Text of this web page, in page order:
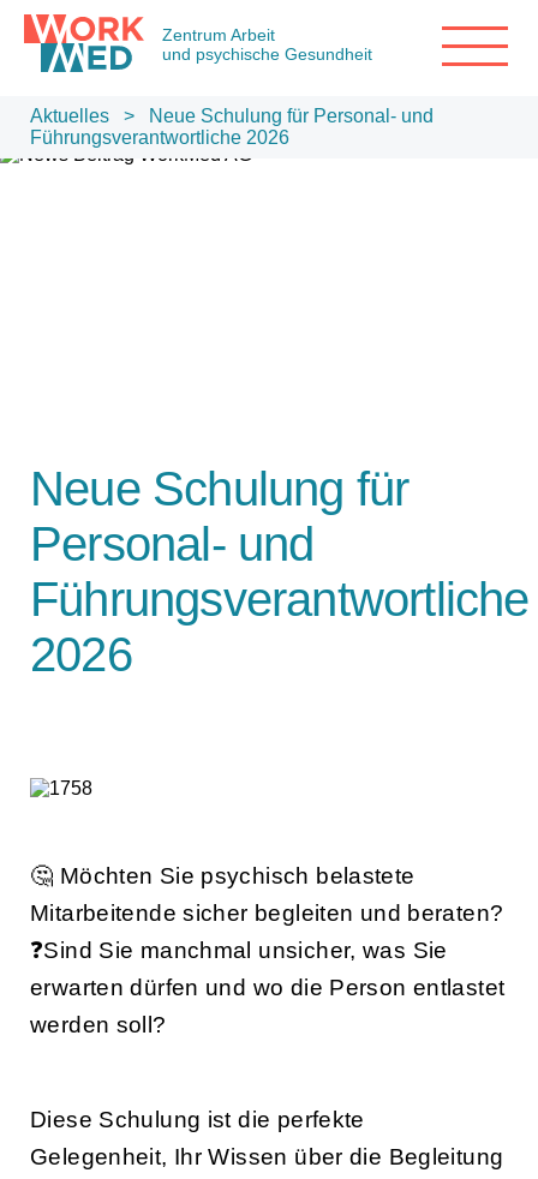
Zentrum Arbeit
und psychische Gesundheit
Aktuelles > Neue Schulung für Personal- und
Führungsverantwortliche 2026
Neue Schulung für
Personal- und
Führungsverantwortliche
2026
🤔 Möchten Sie psychisch belastete
Mitarbeitende sicher begleiten und beraten?
❓Sind Sie manchmal unsicher, was Sie
erwarten dürfen und wo die Person entlastet
werden soll?
Diese Schulung ist die perfekte
Gelegenheit, Ihr Wissen über die Begleitung